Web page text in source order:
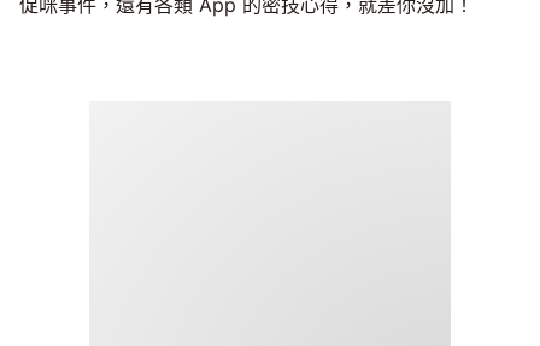
促咪事件，還有各類 App 的密技心得，就差你沒加！